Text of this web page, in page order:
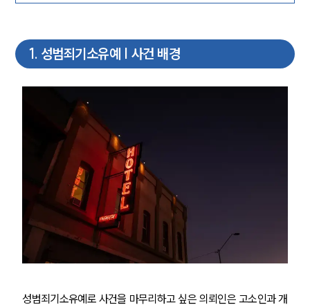
1. 성범죄기소유예 | 사건 배경
성범죄기소유예로 사건을 마무리하고 싶은 의뢰인은 고소인과 개